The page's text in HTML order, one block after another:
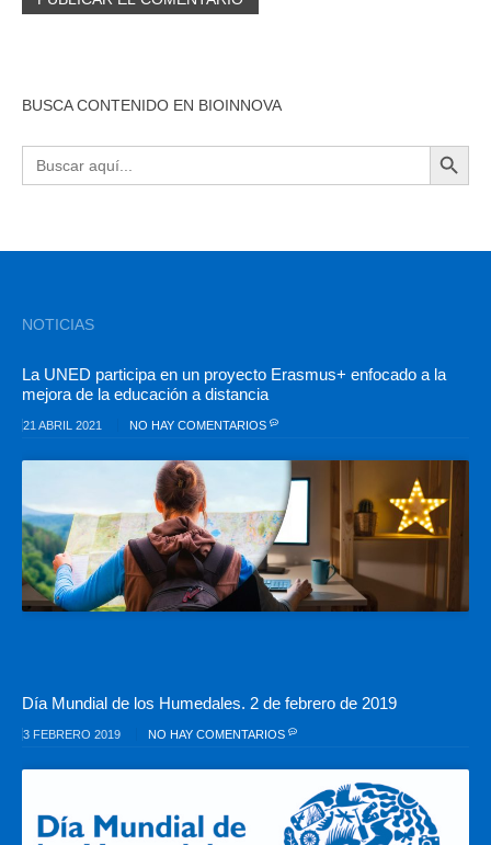
BUSCA CONTENIDO EN BIOINNOVA
Buscar: BOTÓN DE
NOTICIAS
La UNED participa en un proyecto Erasmus+ enfocado a la
mejora de la educación a distancia
21 ABRIL 2021 NO HAY COMENTARIOS
Día Mundial de los Humedales. 2 de febrero de 2019
3 FEBRERO 2019 NO HAY COMENTARIOS